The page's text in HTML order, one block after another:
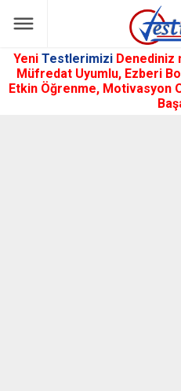
Yeni Testlerimizi Denediniz
Müfredat Uyumlu, Ezberi
Etkin Öğrenme, Motivasyon